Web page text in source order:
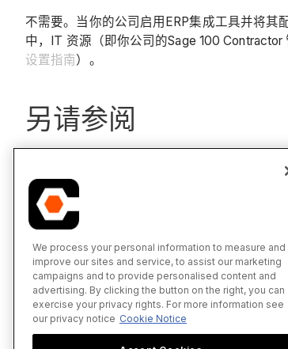
不需要。当你的公司启用ERP集成工具并将其
中，IT 资源（即你公司的Sage 100
设置指南）。
另请参阅
hh2 同步客户端如何将 Procore 连接到 Sage
hh2 同步客户端如何传输数据？
在Sage 100 Contractor® 中创建 hh2 服务账户
We process your personal information to measure and
improve our sites and service, to assist our marketing
campaigns and to provide personalised content and
advertising. By clicking the button on the right, you can
exercise your privacy rights. For more information see
our privacy notice Cookie Notice